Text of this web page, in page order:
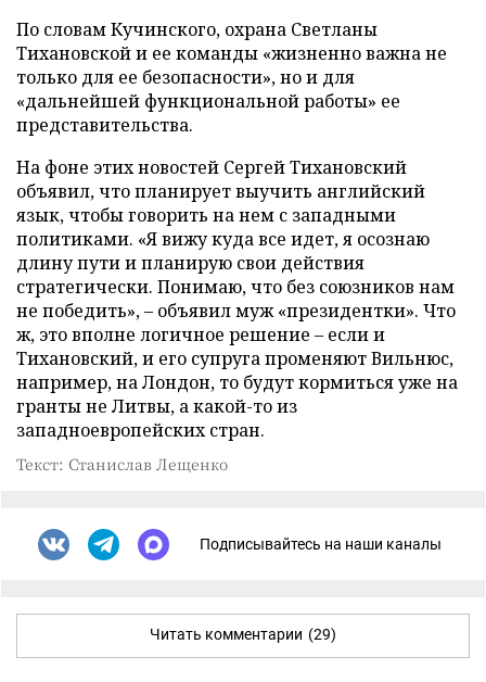
По словам Кучинского, охрана Светланы
Тихановской и ее команды «жизненно важна не
только для ее безопасности», но и для
«дальнейшей функциональной работы» ее
представительства.
На фоне этих новостей Сергей Тихановский
объявил, что планирует выучить английский
язык, чтобы говорить на нем с западными
политиками. «Я вижу куда все идет, я осознаю
длину пути и планирую свои действия
стратегически. Понимаю, что без союзников нам
не победить», – объявил муж «президентки». Что
ж, это вполне логичное решение – если и
Тихановский, и его супруга променяют Вильнюс,
например, на Лондон, то будут кормиться уже на
гранты не Литвы, а какой-то из
западноевропейских стран.
Текст: Станислав Лещенко
Подписывайтесь на наши каналы
Читать комментарии (29)